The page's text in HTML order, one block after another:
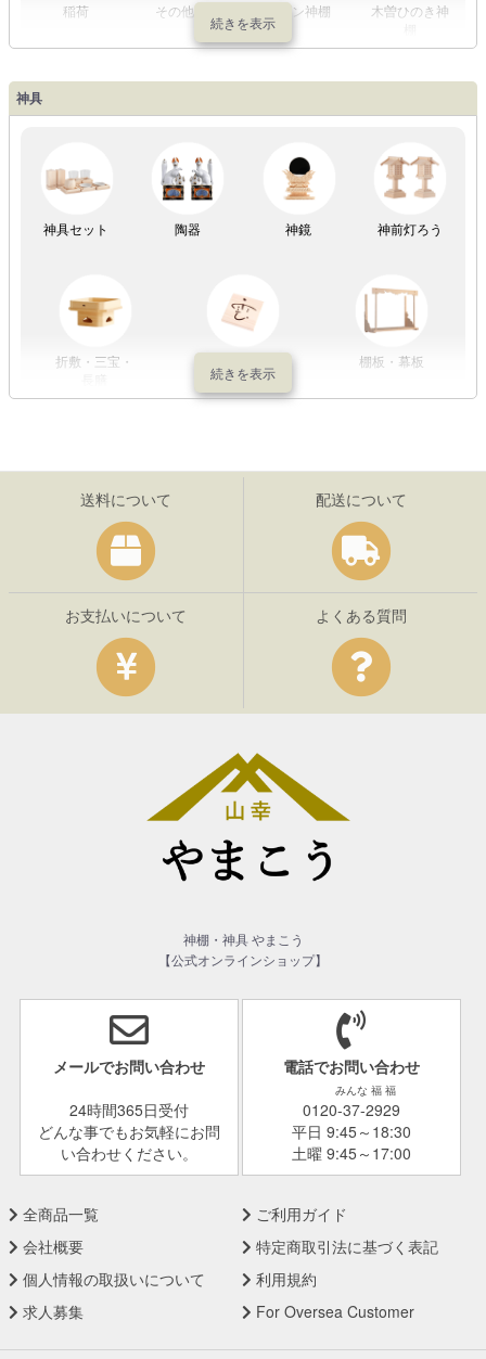
稲荷 その他の社 モダン神棚
木曽ひのき神
神具
神具セット 陶器 神鏡 神前灯ろう
折敷・三宝・
棚板・幕板
送料について 配送について
お支払いについて よくある質問
神棚・神具 やまこう
【公式オンラインショップ】
メールでお問い合わせ
24時間365日受付
どんな事でもお気軽にお問
い合わせください。
電話でお問い合わせ
みんな 福 福
0120-37-2929
平日 9:45～18:30
土曜 9:45～17:00
全商品一覧
ご利用ガイド
会社概要
特定商取引法に基づく表記
個人情報の取扱いについて
利用規約
求人募集
For Oversea Customer